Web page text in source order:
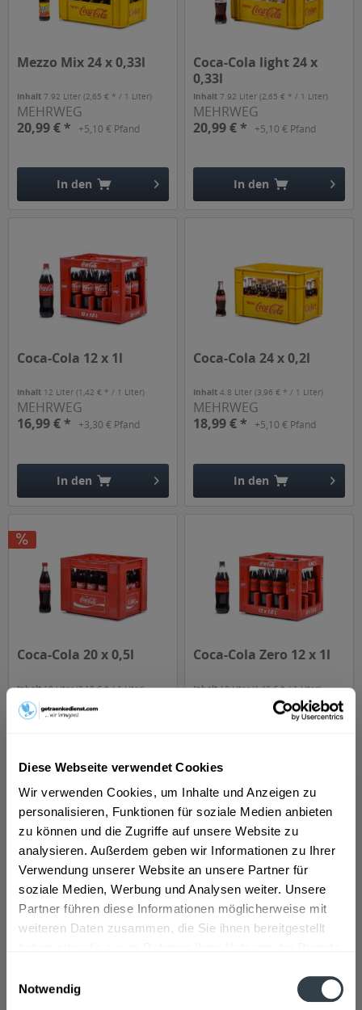
Diese Webseite verwendet Cookies
Wir verwenden Cookies, um Inhalte und Anzeigen zu
personalisieren, Funktionen für soziale Medien anbieten
zu können und die Zugriffe auf unsere Website zu
analysieren. Außerdem geben wir Informationen zu Ihrer
Verwendung unserer Website an unsere Partner für
soziale Medien, Werbung und Analysen weiter. Unsere
Partner führen diese Informationen möglicherweise mit
weiteren Daten zusammen, die Sie ihnen bereitgestellt
Notwendig
Mezzo Mix 24 x 0,33l
Inhalt7.92 Liter(2,65 € * / 1 Liter)
MEHRWEG
20,99 € *
+5,10 € Pfand
In den
Coca-Cola light 24 x
0,33l
Inhalt7.92 Liter(2,65 € * / 1 Liter)
MEHRWEG
20,99 € *
+5,10 € Pfand
In den
Coca-Cola 12 x 1l
Inhalt 12 Liter(1,42 € * / 1 Liter)
MEHRWEG
16,99 € *
+3,30 € Pfand
In den
Coca-Cola 24 x 0,2l
Inhalt4.8 Liter(3,96 € * / 1 Liter)
MEHRWEG
18,99 € *
+5,10 € Pfand
In den
Coca-Cola 20 x 0,5l
Inhalt10 Liter(2,10 € * / 1 Liter)
21,99 € *
MEHRWEG
20,99 € * +4,50 € Pfand
In den
Hinzugefügt
Coca-Cola Zero 12 x 1l
Inhalt12 Liter(1,42 € * / 1 Liter)
+3,30 € Pfand
Hinzugefügt
Inhalt10 Liter(2,10 € * / 1 Liter)
MEHRWEG
(3,03 € * / 1 Liter)